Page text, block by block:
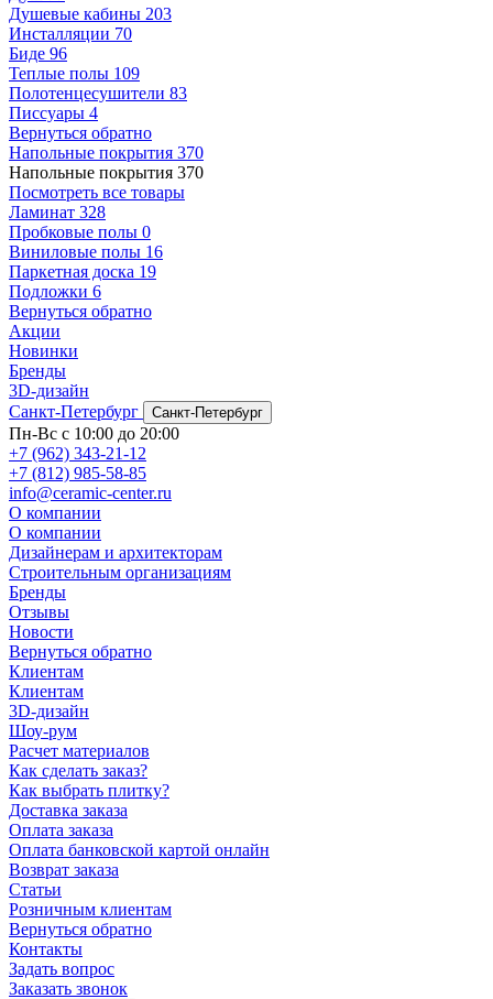
Душевые кабины 203
Инсталляции 70
Биде 96
Теплые полы 109
Полотенцесушители 83
Писсуары 4
Вернуться обратно
Напольные покрытия 370
Напольные покрытия 370
Посмотреть все товары
Ламинат 328
Пробковые полы 0
Виниловые полы 16
Паркетная доска 19
Подложки 6
Вернуться обратно
Акции
Новинки
Бренды
3D-дизайн
Санкт-Петербург
Санкт-Петербург
Пн-Вс с 10:00 до 20:00
+7 (962) 343-21-12
+7 (812) 985-58-85
info@ceramic-center.ru
О компании
О компании
Дизайнерам и архитекторам
Строительным организациям
Бренды
Отзывы
Новости
Вернуться обратно
Клиентам
Клиентам
3D-дизайн
Шоу-рум
Расчет материалов
Как сделать заказ?
Как выбрать плитку?
Доставка заказа
Оплата заказа
Оплата банковской картой онлайн
Возврат заказа
Статьи
Розничным клиентам
Вернуться обратно
Контакты
Задать вопрос
Заказать звонок